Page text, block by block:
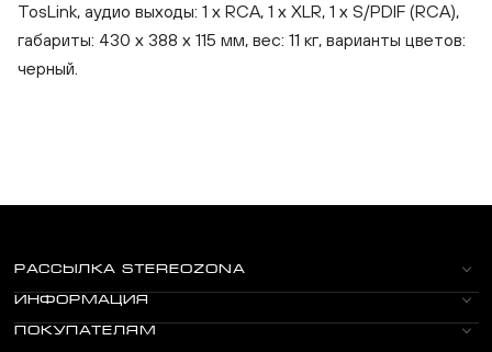
TosLink, аудио выходы: 1 х RCA, 1 х XLR, 1 х S/PDIF (RCA),
габариты: 430 x 388 x 115 мм, вес: 11 кг, варианты цветов:
черный.
РАССЫЛКА STEREOZONA
ИНФОРМАЦИЯ
ПОКУПАТЕЛЯМ